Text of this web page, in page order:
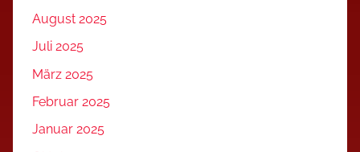
August 2025
Juli 2025
März 2025
Februar 2025
Januar 2025